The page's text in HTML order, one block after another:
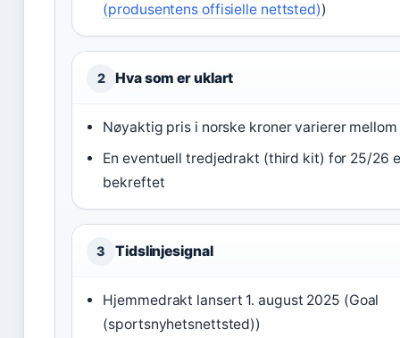
(produsentens offisielle nettsted))
2 Hva som er uklart
Nøyaktig pris i norske kroner varierer
En eventuell tredjedrakt (third kit) for 25/26
bekreftet
3 Tidslinjesignal
Hjemmedrakt lansert 1. august 2025 (Goal
(sportsnyhetsnettsted))